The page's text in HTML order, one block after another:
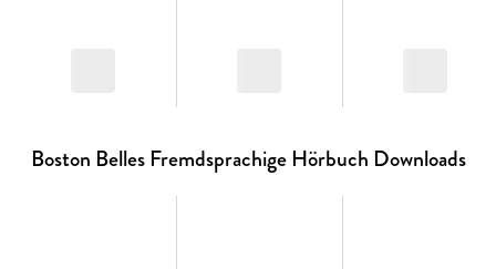
Boston Belles Fremdsprachige Hörbuch Downloads